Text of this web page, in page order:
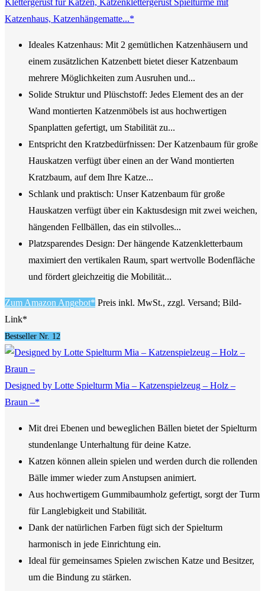
Klettergerüst für Katzen, Katzenklettergerüst Spieltürme mit
Katzenhaus, Katzenhängematte...*
Ideales Katzenhaus: Mit 2 gemütlichen Katzenhäusern und
einem zusätzlichen Katzenbett bietet dieser Katzenbaum
mehrere Möglichkeiten zum Ausruhen und...
Solide Struktur und Plüschstoff: Jedes Element des an der
Wand montierten Katzenmöbels ist aus hochwertigen
Spanplatten gefertigt, um Stabilität zu...
Entspricht den Kratzbedürfnissen: Der Katzenbaum für große
Hauskatzen verfügt über einen an der Wand montierten
Kratzbaum, auf dem Ihre Katze...
Schlank und praktisch: Unser Katzenbaum für große
Hauskatzen verfügt über ein Kaktusdesign mit zwei weichen,
hängenden Fellbällen, das ein stilvolles...
Platzsparendes Design: Der hängende Katzenkletterbaum
maximiert den vertikalen Raum, spart wertvolle Bodenfläche
und fördert gleichzeitig die Mobilität...
Zum Amazon Angebot* Preis inkl. MwSt., zzgl. Versand; Bild-
Link*
Bestseller Nr. 12
Designed by Lotte Spielturm Mia – Katzenspielzeug – Holz –
Braun –*
Mit drei Ebenen und beweglichen Bällen bietet der Spielturm
stundenlange Unterhaltung für deine Katze.
Katzen können allein spielen und werden durch die rollenden
Bälle immer wieder zum Anstupsen animiert.
Aus hochwertigem Gummibaumholz ​​gefertigt, sorgt der Turm
für Langlebigkeit und Stabilität.
Dank der natürlichen Farben fügt sich der Spielturm
harmonisch in jede Einrichtung ein.
Ideal für gemeinsames Spielen zwischen Katze und Besitzer,
um die Bindung zu stärken.